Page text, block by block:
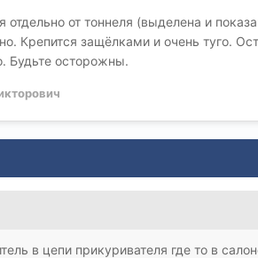
от тоннеля (выделена и
Крепится защёлками и очень туго.
Будьте осторожны.
в цепи прикуривателя где то в